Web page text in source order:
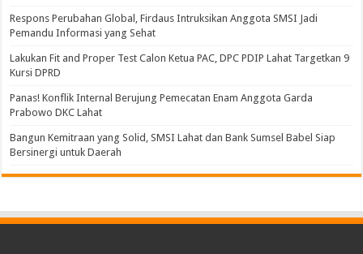
Respons Perubahan Global, Firdaus Intruksikan Anggota SMSI Jadi
Pemandu Informasi yang Sehat
Lakukan Fit and Proper Test Calon Ketua PAC, DPC PDIP Lahat Targetkan 9
Kursi DPRD
Panas! Konflik Internal Berujung Pemecatan Enam Anggota Garda
Prabowo DKC Lahat
Bangun Kemitraan yang Solid, SMSI Lahat dan Bank Sumsel Babel Siap
Bersinergi untuk Daerah